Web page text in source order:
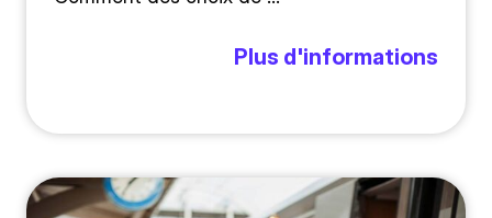
Plus d'informations